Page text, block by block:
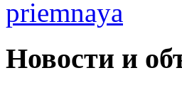
Новости и